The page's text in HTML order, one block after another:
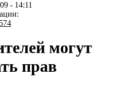
- 14:11
могут
прав